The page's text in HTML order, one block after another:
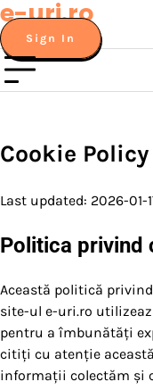
Skip
to
content
e-uri.ro
Sign In
Cookie Policy
Last updated: 2026-01-
Politica privind
Această politică
site-ul e-uri.ro
pentru a îmbunătăți
citiți cu atenție
informații colectăm și